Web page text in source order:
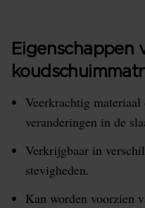
Eigenschappen
Veerkrachtig
veranderingen in de
Verkrijgbaar in
stevigheden.
Kan worden voorzien